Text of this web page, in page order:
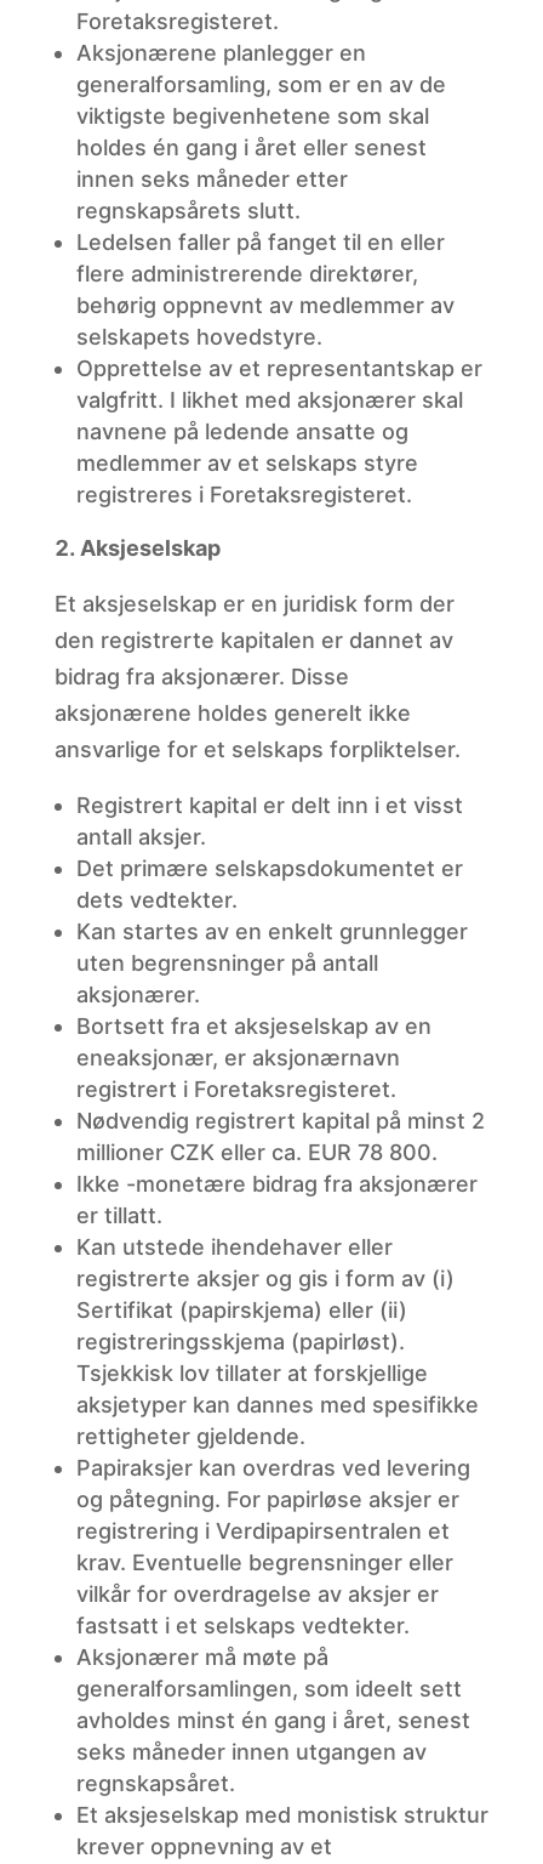
Foretaksregisteret.
Aksjonærene planlegger en
generalforsamling, som er en av de
viktigste begivenhetene som skal
holdes én gang i året eller senest
innen seks måneder etter
regnskapsårets slutt.
Ledelsen faller på fanget til en eller
flere administrerende direktører,
behørig oppnevnt av medlemmer av
selskapets hovedstyre.
Opprettelse av et representantskap er
valgfritt. I likhet med aksjonærer skal
navnene på ledende ansatte og
medlemmer av et selskaps styre
registreres i Foretaksregisteret.
Aksjeselskap
Et aksjeselskap er en juridisk form der
den registrerte kapitalen er dannet av
bidrag fra aksjonærer. Disse
aksjonærene holdes generelt ikke
ansvarlige for et selskaps forpliktelser.
Registrert kapital er delt inn i et visst
antall aksjer.
Det primære selskapsdokumentet er
dets vedtekter.
Kan startes av en enkelt grunnlegger
uten begrensninger på antall
aksjonærer.
Bortsett fra et aksjeselskap av en
eneaksjonær, er aksjonærnavn
registrert i Foretaksregisteret.
Nødvendig registrert kapital på minst 2
millioner CZK eller ca. EUR 78 800.
Ikke -monetære bidrag fra aksjonærer
er tillatt.
Kan utstede ihendehaver eller
registrerte aksjer og gis i form av (i)
Sertifikat (papirskjema) eller (ii)
registreringsskjema (papirløst).
Tsjekkisk lov tillater at forskjellige
aksjetyper kan dannes med spesifikke
rettigheter gjeldende.
Papiraksjerkan overdras ved levering
og påtegning. For papirløse aksjer er
registrering i Verdipapirsentralen et
krav. Eventuelle begrensninger eller
vilkår for overdragelse av aksjer er
fastsatt i et selskaps vedtekter.
Aksjonærermå møte på
generalforsamlingen, som ideelt sett
avholdes minst én gang i året, senest
seks måneder innen utgangen av
regnskapsåret.
Et aksjeselskap med monistisk struktur
krever oppnevning av et